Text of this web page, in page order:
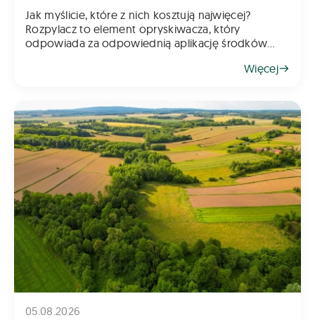
Jak myślicie, które z nich kosztują najwięcej?
Rozpylacz to element opryskiwacza, który
odpowiada za odpowiednią aplikację środków
Więcej
05.08.2026